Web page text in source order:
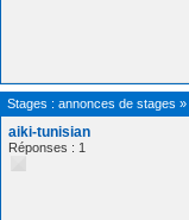
Stages : annonces de stages »
aiki-tunisian
Réponses : 1